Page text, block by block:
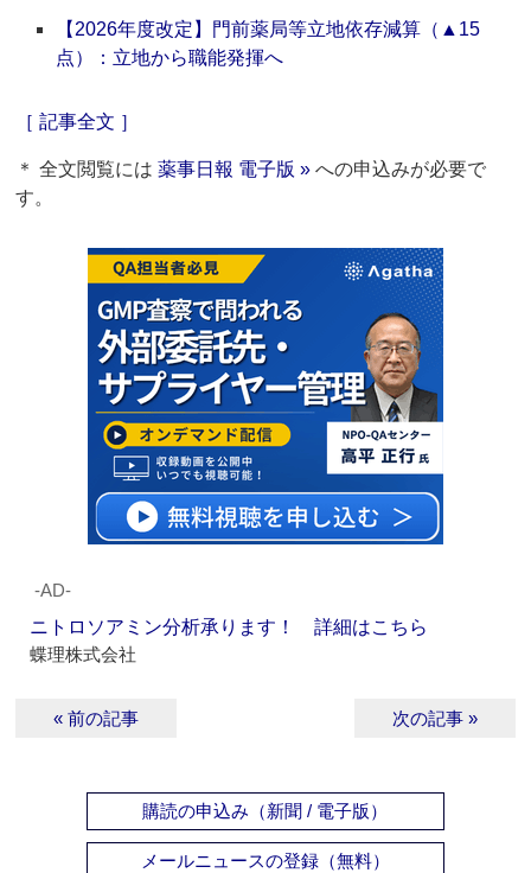
【2026年度改定】門前薬局等立地依存減算（▲15
点）：立地から職能発揮へ
［ 記事全文 ］
＊ 全文閲覧には薬事日報 電子版 » への申込みが必要で
す。
‐AD‐
ニトロソアミン分析承ります！ 詳細はこちら
蝶理株式会社
« 前の記事 次の記事 »
購読の申込み（新聞 / 電子版）
メールニュースの登録（無料）